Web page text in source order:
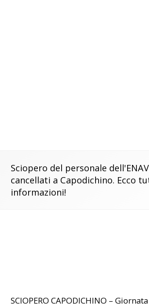
Sciopero del personale
cancellati a Capodichino. Ecco
informazioni!
SCIOPERO CAPODICHINO –